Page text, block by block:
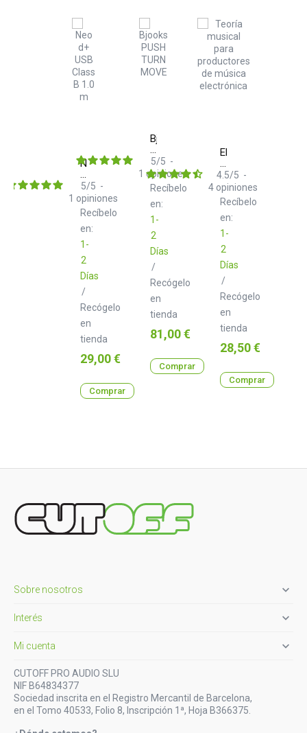
Neo
d+
USB
Class
B
1.0
m
Recíbelo
en:
1-
2
Días
/
Recógelo
en
tienda
5/5 -
1 opiniones
Precio
29,00 €
Comprar
Bjooks
Push
Turn
Move
Recíbelo
en:
1-
2
Días
/
Recógelo
en
tienda
5/5 -
1 opiniones
Precio
81,00 €
Comprar
Elliptic
Media
Teoría
musical
para
productores
de
música
electrónica
Recíbelo
en:
1-
2
Días
/
Recógelo
en
tienda
4.5/5 -
4 opiniones
Precio
28,50 €
Comprar
Sobre nosotros 
Interés 
Mi cuenta 
CUTOFF PRO AUDIO SLU
NIF B64834377
Sociedad inscrita en el Registro Mercantil de Barcelona,
en el Tomo 40533, Folio 8, Inscripción 1ª, Hoja B366375.